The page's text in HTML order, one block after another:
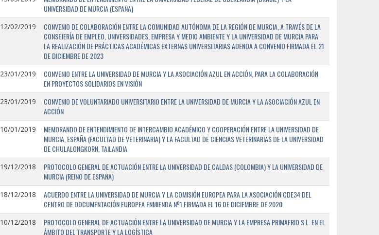
UNIVERSIDAD DE MURCIA (ESPAÑA)
12/02/2019
CONVENIO DE COLABORACIÓN ENTRE LA COMUNIDAD AUTÓNOMA DE LA REGIÓN DE MURCIA, A TRAVÉS DE LA
CONSEJERÍA DE EMPLEO, UNIVERSIDADES, EMPRESA Y MEDIO AMBIENTE Y LA UNIVERSIDAD DE MURCIA PARA
LA REALIZACIÓN DE PRÁCTICAS ACADÉMICAS EXTERNAS UNIVERSITARIAS ADENDA A CONVENIO FIRMADA EL 21
DE DICIEMBRE DE 2023
23/01/2019
CONVENIO ENTRE LA UNIVERSIDAD DE MURCIA Y LA ASOCIACIÓN AZUL EN ACCIÓN, PARA LA COLABORACIÓN
EN PROYECTOS SOLIDARIOS EN VISIÓN
23/01/2019
CONVENIO DE VOLUNTARIADO UNIVERSITARIO ENTRE LA UNIVERSIDAD DE MURCIA Y LA ASOCIACIÓN AZUL EN
ACCIÓN
10/01/2019
MEMORANDO DE ENTENDIMIENTO DE INTERCAMBIO ACADÉMICO Y COOPERACIÓN ENTRE LA UNIVERSIDAD DE
MURCIA, ESPAÑA (FACULTAD DE VETERINARIA) Y LA FACULTAD DE CIENCIAS VETERINARIAS DE LA UNIVERSIDAD
DE CHULALONGKORN, TAILANDIA
19/12/2018
PROTOCOLO GENERAL DE ACTUACIÓN ENTRE LA UNIVERSIDAD DE CALDAS (COLOMBIA) Y LA UNIVERSIDAD DE
MURCIA (REINO DE ESPAÑA)
18/12/2018
ACUERDO ENTRE LA UNIVERSIDAD DE MURCIA Y LA COMISIÓN EUROPEA PARA LA ASOCIACIÓN CDE34 DEL
CENTRO DE DOCUMENTACIÓN EUROPEA ENMIENDA Nº1 FIRMADA EL 16 DE DICIEMBRE DE 2020
10/12/2018
PROTOCOLO GENERAL DE ACTUACIÓN ENTRE LA UNIVERSIDAD DE MURCIA Y LA EMPRESA PRIMAFRIO S.L. EN EL
ÁMBITO DEL TRANSPORTE Y LA LOGÍSTICA